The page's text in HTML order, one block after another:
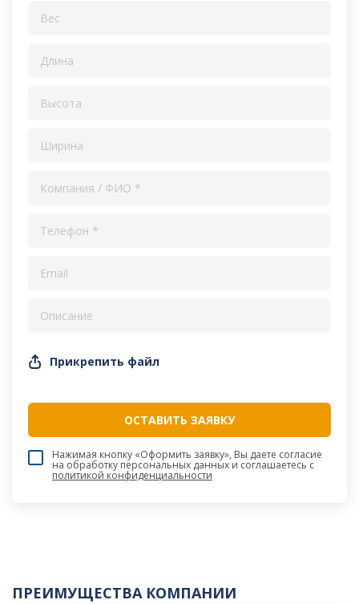
Прикрепить файл
Нажимая кнопку «Оформить заявку», Вы даете согласие
на обработку персональных данных и соглашаетесь c
политикой конфиденциальности
ПРЕИМУЩЕСТВА КОМПАНИИ